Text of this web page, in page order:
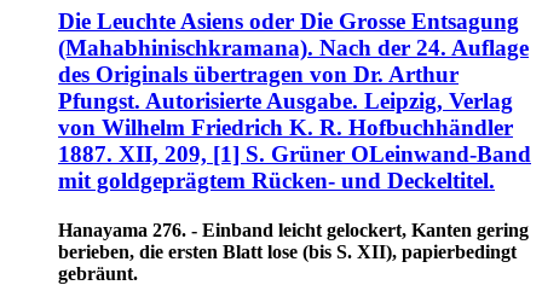
Die Leuchte Asiens oder Die Grosse Entsagung
(Mahabhinischkramana). Nach der 24. Auflage
des Originals übertragen von Dr. Arthur
Pfungst. Autorisierte Ausgabe. Leipzig, Verlag
von Wilhelm Friedrich K. R. Hofbuchhändler
1887. XII, 209, [1] S. Grüner OLeinwand-Band
mit goldgeprägtem Rücken- und Deckeltitel.
Hanayama 276. - Einband leicht gelockert, Kanten gering
berieben, die ersten Blatt lose (bis S. XII), papierbedingt
gebräunt.